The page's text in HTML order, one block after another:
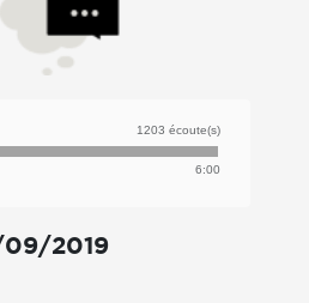
1203 écoute(s)
6:00
09/2019